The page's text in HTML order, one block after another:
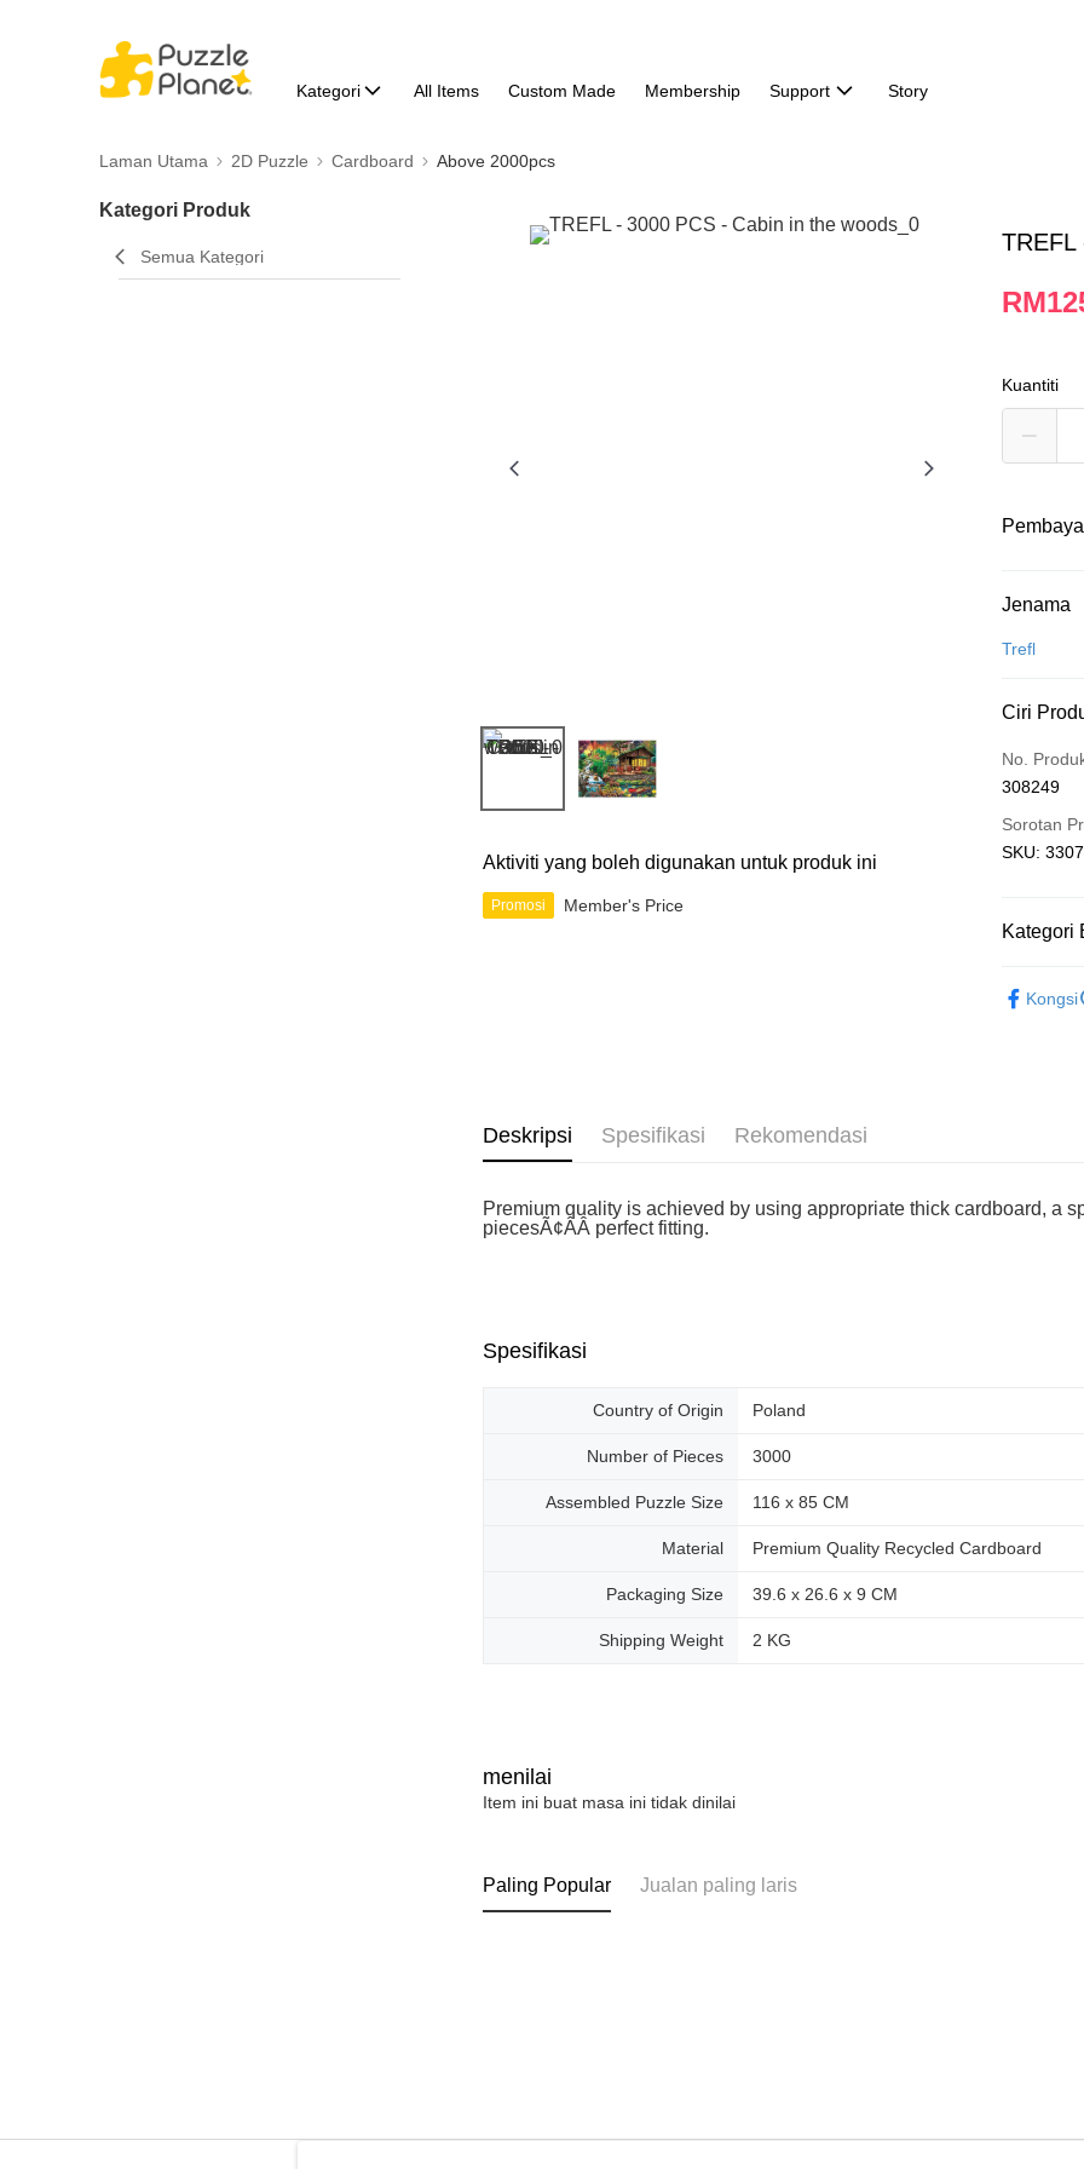
Kategori All Items Custom Made Membership Support Story
Laman Utama 2D Puzzle Cardboard Above 2000pcs
Kategori Produk
Semua Kategori
Aktiviti yang boleh digunakan untuk produk ini
Promosi Member's Price
Kuantiti
Kaedah
Kad Kredit
Deskripsi
Leong
Touch 'n
GrabPay
Pilihan
Rumah
Jenama
Trefl
Ciri
No.
308249
Sorotan
SKU:
Kategori
Kongsi
Deskripsi Spesifikasi Rekomendasi
Premium quality is achieved by using appropriate thick cardboard, a
piecesÃ¢ÂÂ perfect fitting.
Spesifikasi
Country of Origin Poland
Number of Pieces 3000
Assembled Puzzle Size 116 x 85 CM
Material Premium Quality Recycled Cardboard
Packaging Size 39.6 x 26.6 x 9 CM
Shipping Weight 2 KG
menilai
Item ini buat masa ini tidak dinilai
Paling Popular Jualan paling laris